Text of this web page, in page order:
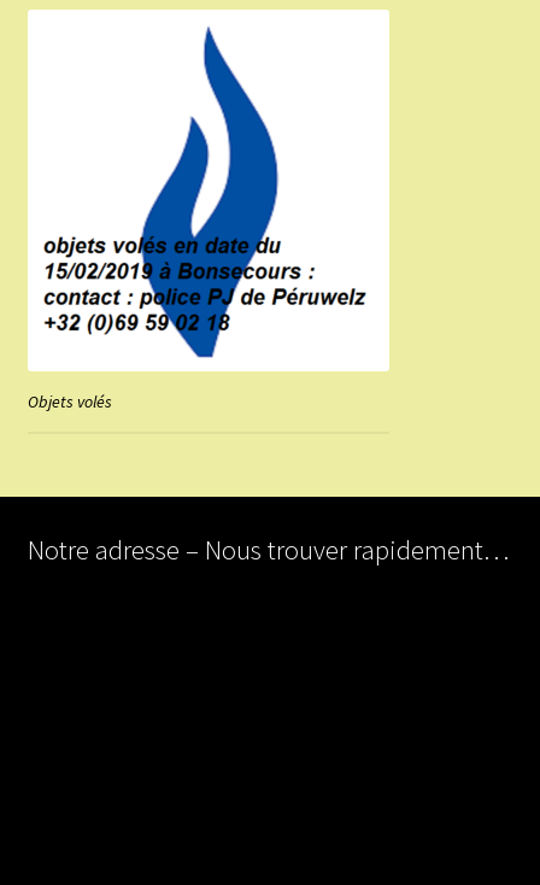
Objets volés
Notre adresse – Nous trouver rapidement…